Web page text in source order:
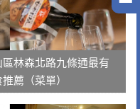
區林森北路九條通最有
薦（菜單）